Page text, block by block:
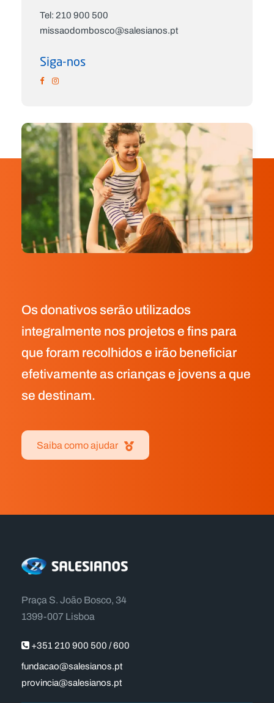
Tel: 210 900 500
missaodombosco@salesianos.pt
Siga-nos
Os donativos serão utilizados
integralmente nos projetos e fins para
que foram recolhidos e irão beneficiar
efetivamente as crianças e jovens a que
se destinam.
Saiba como ajudar
Praça S. João Bosco, 34
1399-007 Lisboa
+351 210 900 500 / 600
fundacao@salesianos.pt
provincia@salesianos.pt